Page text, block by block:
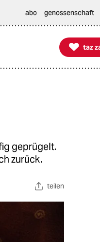
abo genossenschaft

taz zahl
taz
geprügelt.
zurück.
teilen